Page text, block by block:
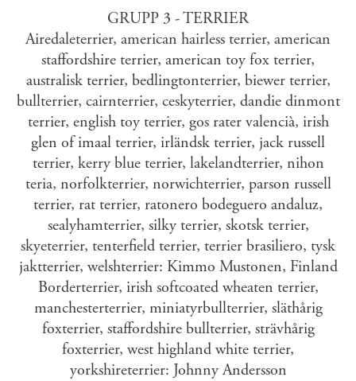
GRUPP 3 - TERRIER
Airedaleterrier, american hairless terrier, american
staffordshire terrier, american toy fox terrier,
australisk terrier, bedlingtonterrier, biewer terrier,
bullterrier, cairnterrier, ceskyterrier, dandie dinmont
terrier, english toy terrier, gos rater valencià, irish
glen of imaal terrier, irländsk terrier, jack russell
terrier, kerry blue terrier, lakelandterrier, nihon
teria, norfolkterrier, norwichterrier, parson russell
terrier, rat terrier, ratonero bodeguero andaluz,
sealyhamterrier, silky terrier, skotsk terrier,
skyeterrier, tenterfield terrier, terrier brasiliero, tysk
jaktterrier, welshterrier: Kimmo Mustonen, Finland
Borderterrier, irish softcoated wheaten terrier,
manchesterterrier, miniatyrbullterrier, släthårig
foxterrier, staffordshire bullterrier, strävhårig
foxterrier, west highland white terrier,
yorkshireterrier: Johnny Andersson